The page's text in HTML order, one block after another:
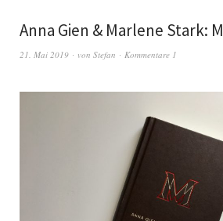
Anna Gien & Marlene Stark: M
21. Mai 2019 von Stefan Kommentare 1